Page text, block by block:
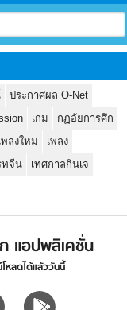
ประกาศผล O-Net
เกม
กฏอัยการศึก
พลงใหม่
เพลง
ทจีน
เทศกาลกินเจ
แอปพลิเคชั่น
หลดได้แล้ววันนี้